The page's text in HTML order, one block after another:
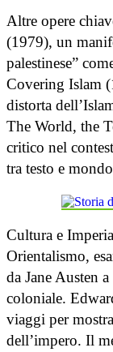
Altre opere
(1979), un
palestinese”
Covering Islam
distorta
The World, the
critico nel
tra testo e
Cultura e
Orientalismo,
da Jane Austen
coloniale.
viaggi per
dell’impero. Il